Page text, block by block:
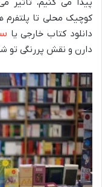
پیدا می کنیم، تاثیر
کوچیک محلی تا
دانلود کتاب خارجی یا
دارن و نقش پررنگی تو